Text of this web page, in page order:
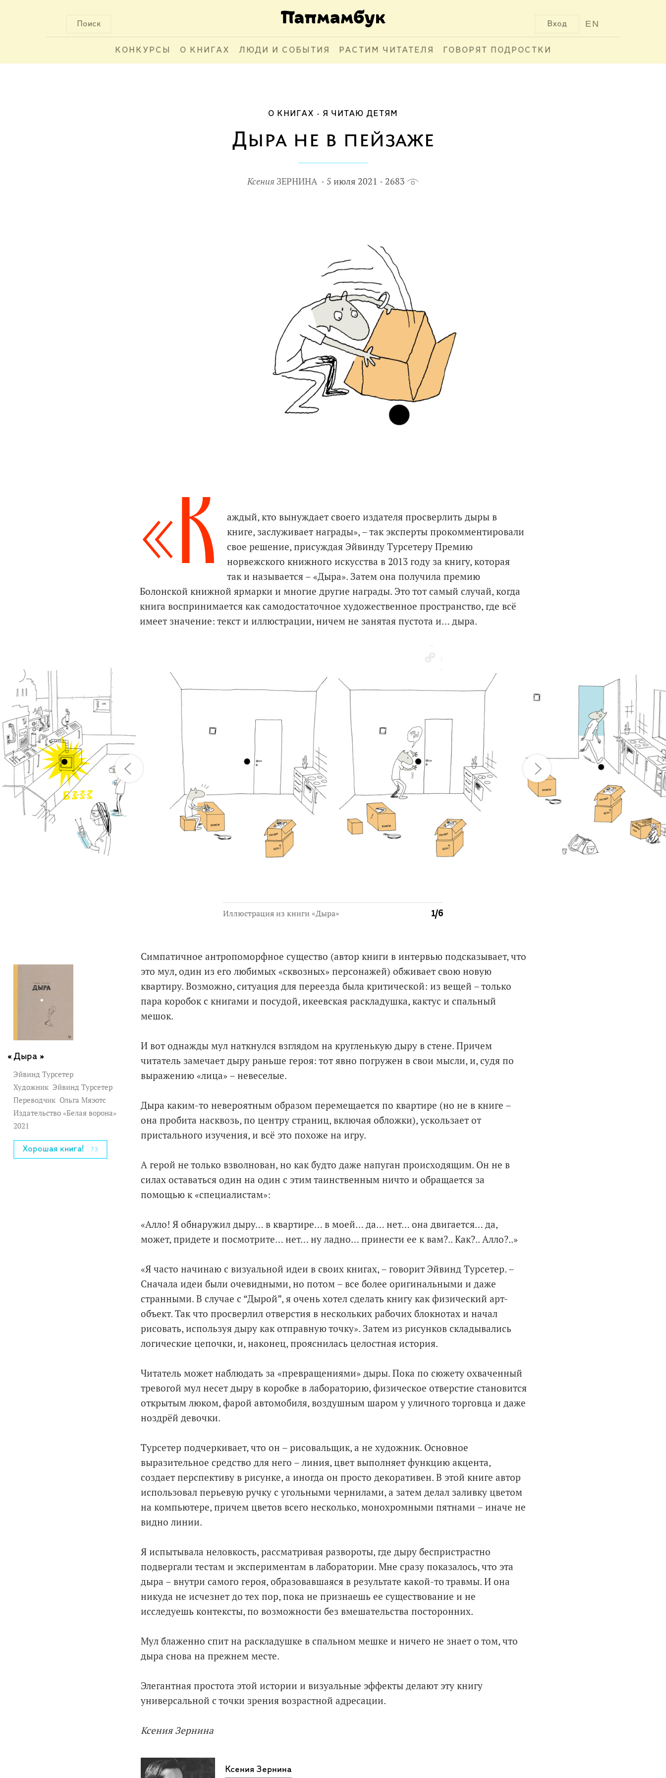
Поиск EN
Вход
КОНКУРСЫ О КНИГАХ ЛЮДИ И СОБЫТИЯ РАСТИМ ЧИТАТЕЛЯ ГОВОРЯТ ПОДРОСТКИ
О КНИГАХ Я ЧИТАЮ ДЕТЯМ
Дыра не в пейзаже
Ксения ЗЕРНИНА 5 июля 2021 2683
«К
аждый, кто вынуждает своего издателя просверлить дыры в
книге, заслуживает награды», – так эксперты прокомментировали
свое решение, присуждая Эйвинду Турсетеру Премию
норвежского книжного искусства в 2013 году за книгу, которая
так и называется – «Дыра». Затем она получила премию
Болонской книжной ярмарки и многие другие награды. Это тот самый случай, когда
книга воспринимается как самодостаточное художественное пространство, где всё
имеет значение: текст и иллюстрации, ничем не занятая пустота и… дыра.
1/6
Иллюстрация из книги «Дыра»
Дыра »
Эйвинд Турсетер
Художник Эйвинд Турсетер
Переводчик Ольга Мяэотс
Издательство «Белая ворона»
2021
Хорошая книга! 73
Симпатичное антропоморфное существо (автор книги в интервью подсказывает, что
это мул, один из его любимых «сквозных» персонажей) обживает свою новую
квартиру. Возможно, ситуация для переезда была критической: из вещей – только
пара коробок с книгами и посудой, икеевская раскладушка, кактус и спальный
мешок.
И вот однажды мул наткнулся взглядом на кругленькую дыру в стене. Причем
читатель замечает дыру раньше героя: тот явно погружен в свои мысли, и, судя по
выражению «лица» – невеселые.
Дыра каким-то невероятным образом перемещается по квартире (но не в книге –
она пробита насквозь, по центру страниц, включая обложки), ускользает от
пристального изучения, и всё это похоже на игру.
А герой не только взволнован, но как будто даже напуган происходящим. Он не в
силах оставаться один на один с этим таинственным ничто и обращается за
помощью к «специалистам»:
«Алло! Я обнаружил дыру… в квартире… в моей… да… нет… она двигается… да,
может, придете и посмотрите… нет… ну ладно… принести ее к вам?.. Как?.. Алло?..»
«Я часто начинаю с визуальной идеи в своих книгах, – говорит Эйвинд Турсетер. –
Сначала идеи были очевидными, но потом – все более оригинальными и даже
странными. В случае с “Дырой”, я очень хотел сделать книгу как физический арт-
объект. Так что просверлил отверстия в нескольких рабочих блокнотах и начал
рисовать, используя дыру как отправную точку». Затем из рисунков складывались
логические цепочки, и, наконец, прояснилась целостная история.
Читатель может наблюдать за «превращениями» дыры. Пока по сюжету охваченный
тревогой мул несет дыру в коробке в лабораторию, физическое отверстие становится
открытым люком, фарой автомобиля, воздушным шаром у уличного торговца и даже
ноздрёй девочки.
Турсетер подчеркивает, что он – рисовальщик, а не художник. Основное
выразительное средство для него – линия, цвет выполняет функцию акцента,
создает перспективу в рисунке, а иногда он просто декоративен. В этой книге автор
использовал перьевую ручку с угольными чернилами, а затем делал заливку цветом
на компьютере, причем цветов всего несколько, монохромными пятнами – иначе не
видно линии.
Я испытывала неловкость, рассматривая развороты, где дыру беспристрастно
подвергали тестам и экспериментам в лаборатории. Мне сразу показалось, что эта
дыра – внутри самого героя, образовавшаяся в результате какой-то травмы. И она
никуда не исчезнет до тех пор, пока не признаешь ее существование и не
исследуешь контексты, по возможности без вмешательства посторонних.
Мул блаженно спит на раскладушке в спальном мешке и ничего не знает о том, что
дыра снова на прежнем месте.
Элегантная простота этой истории и визуальные эффекты делают эту книгу
универсальной с точки зрения возрастной адресации.
Ксения Зернина
Ксения Зернина